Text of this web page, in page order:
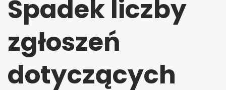
Spadek liczby
zgłoszeń
dotyczących